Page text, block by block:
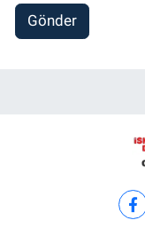
Gönder